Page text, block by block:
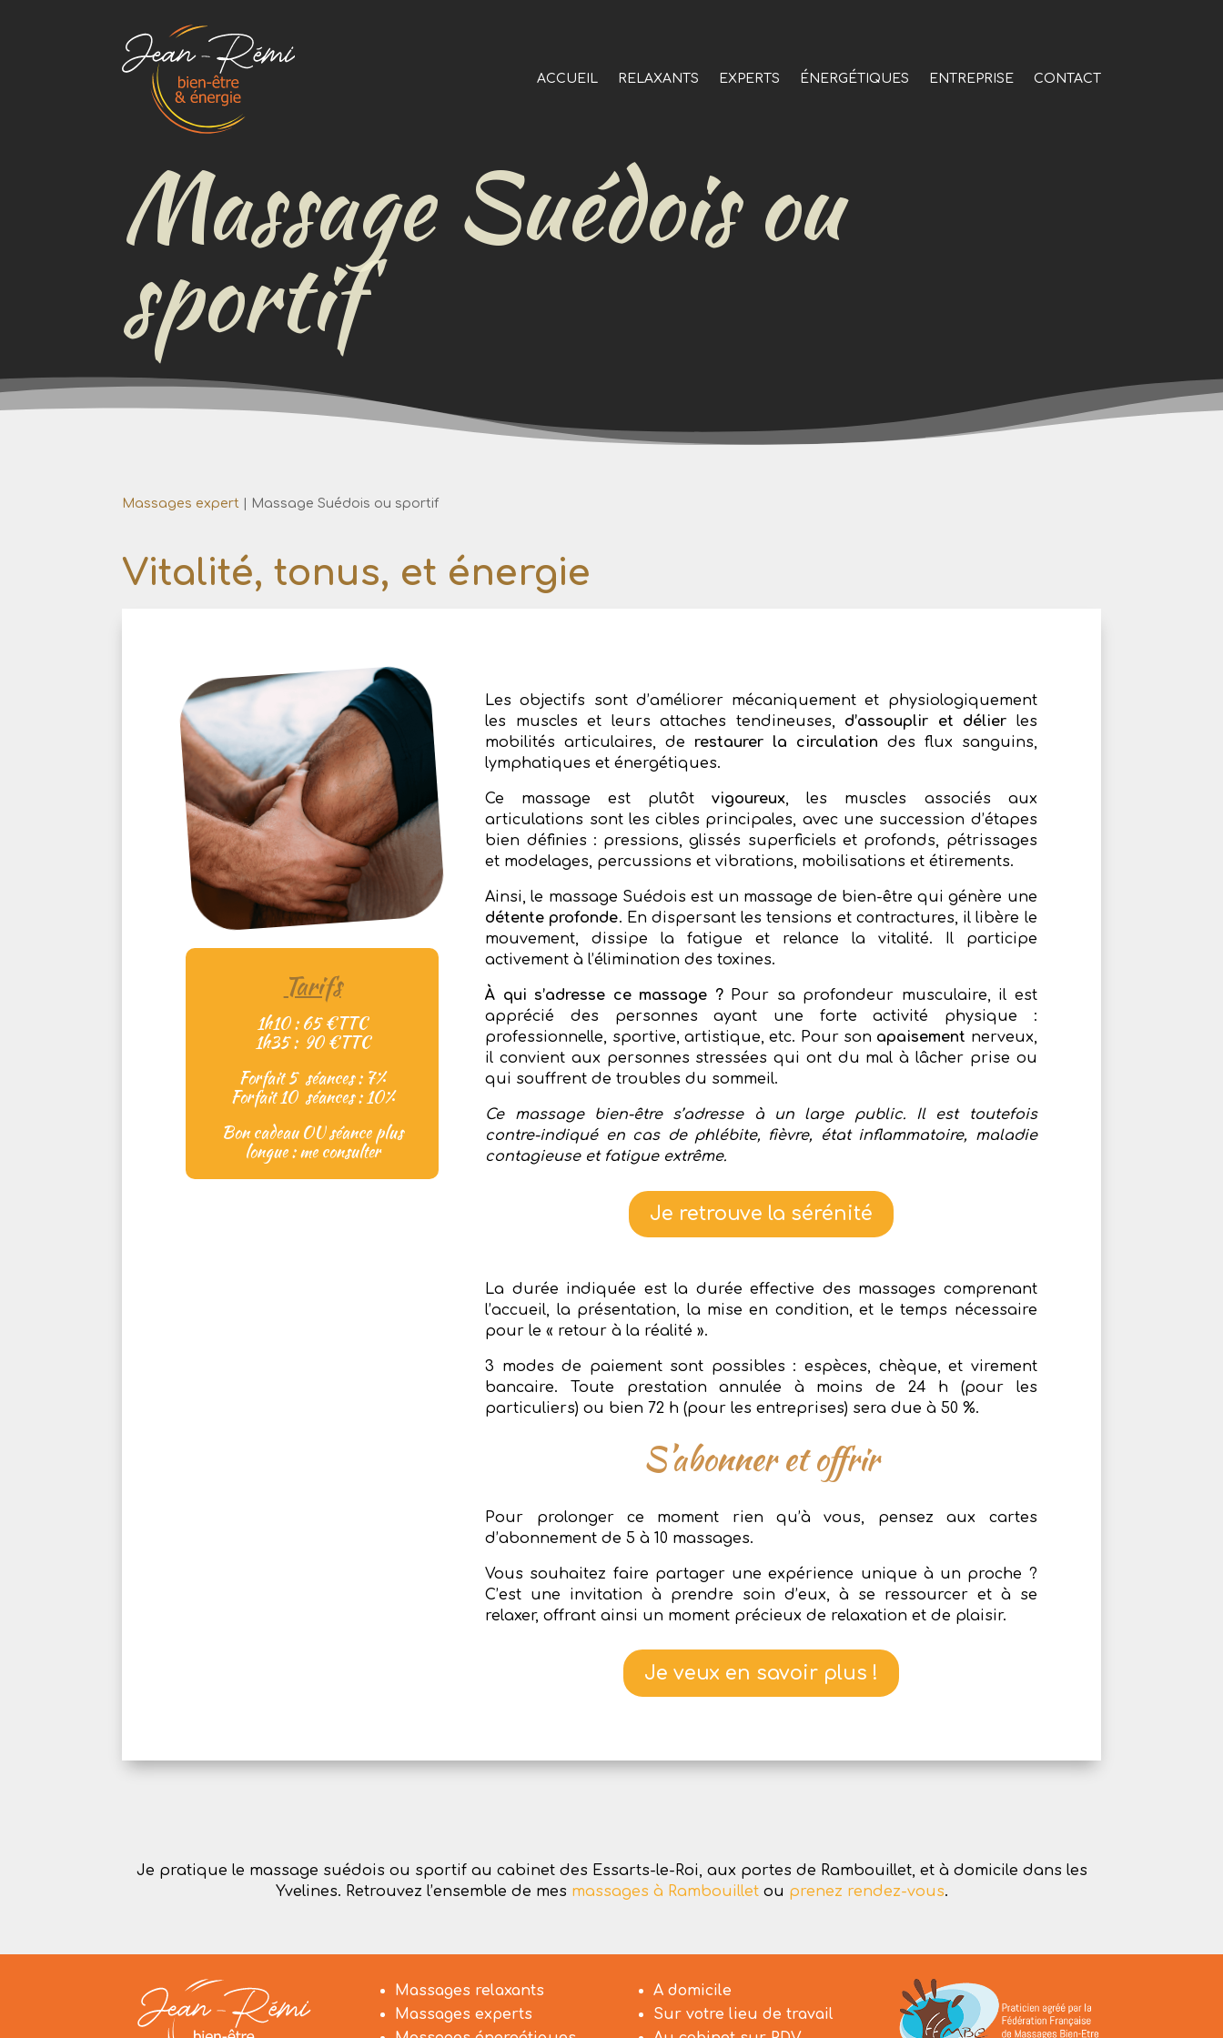
ACCUEIL RELAXANTS EXPERTS ÉNERGÉTIQUES ENTREPRISE CONTACT
Massage Suédois ou
sportif
Massages expert Massage Suédois ou sportif
Vitalité, tonus, et énergie
Tarifs
1h10 : 65 €TTC
1h35 : 90 €TTC
Forfait 5 séances : 7%
Forfait 10 séances : 10%
Bon cadeau OU séance plus
longue : me consulter
Les objectifs sont d’améliorer mécaniquement et physiologiquement
les muscles et leurs attaches tendineuses, d’assouplir et délier les
mobilités articulaires, de restaurer la circulation des flux sanguins,
lymphatiques et énergétiques.
Ce massage est plutôtvigoureux, les muscles associés aux
articulations sont les cibles principales, avec une succession d’étapes
bien définies : pressions, glissés superficiels et profonds, pétrissages
et modelages, percussions et vibrations, mobilisations et étirements.
Ainsi, le massage Suédois est un massage de bien-être qui génère une
détente profonde. En dispersant les tensions et contractures, il libère le
mouvement, dissipe la fatigue et relance la vitalité. Il participe
activement à l’élimination des toxines.
À qui s’adresse ce massage ?Pour sa profondeur musculaire, il est
apprécié des personnes ayant une forte activité physique :
professionnelle, sportive, artistique, etc. Pour son apaisement nerveux,
il convient aux personnes stressées qui ont du mal à lâcher prise ou
qui souffrent de troubles du sommeil.
Ce massage bien-être s’adresse à un large public. Il est toutefois
contre-indiqué en cas de phlébite, fièvre, état inflammatoire, maladie
contagieuse et fatigue extrême.
Je retrouve la sérénité
La durée indiquée est la durée effective des massages comprenant
l’accueil, la présentation, la mise en condition, et le temps nécessaire
pour le « retour à la réalité ».
3 modes de paiement sont possibles : espèces, chèque, et virement
bancaire. Toute prestation annulée à moins de 24 h (pour les
particuliers) ou bien 72 h (pour les entreprises) sera due à 50 %.
S’abonner et offrir
Pour prolonger ce moment rien qu’à vous, pensez aux cartes
d’abonnement de 5 à 10 massages.
Vous souhaitez faire partager une expérience unique à un proche ?
C’est une invitation à prendre soin d’eux, à se ressourcer et à se
relaxer, offrant ainsi un moment précieux de relaxation et de plaisir.
Je veux en savoir plus !
Je pratique le massage suédois ou sportif au cabinet des Essarts-le-Roi, aux portes de Rambouillet, et à domicile dans les
Yvelines. Retrouvez l’ensemble de mes massages à Rambouilletou prenez rendez-vous.
Massages relaxants
Massages experts
A domicile
Sur votre lieu de travail